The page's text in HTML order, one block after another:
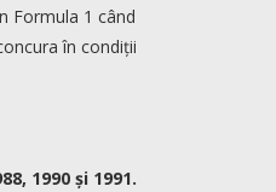
Formula 1 când
în condiții
1990 și 1991.